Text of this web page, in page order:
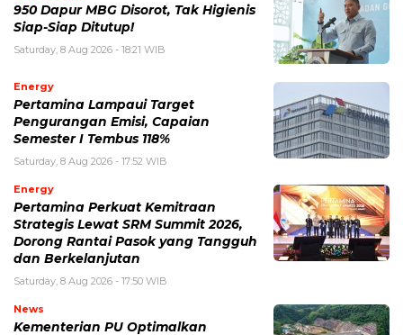
950 Dapur MBG Disorot, Tak Higienis
Siap-Siap Ditutup!
Saturday, 8 Aug 2026 - 18:21 WIB
Energy
Pertamina Lampaui Target
Pengurangan Emisi, Capaian
Semester I Tembus 118%
Saturday, 8 Aug 2026 - 17:52 WIB
Energy
Pertamina Perkuat Kemitraan
Strategis Lewat SRM Summit 2026,
Dorong Rantai Pasok yang Tangguh
dan Berkelanjutan
Saturday, 8 Aug 2026 - 17:50 WIB
News
Kementerian PU Optimalkan